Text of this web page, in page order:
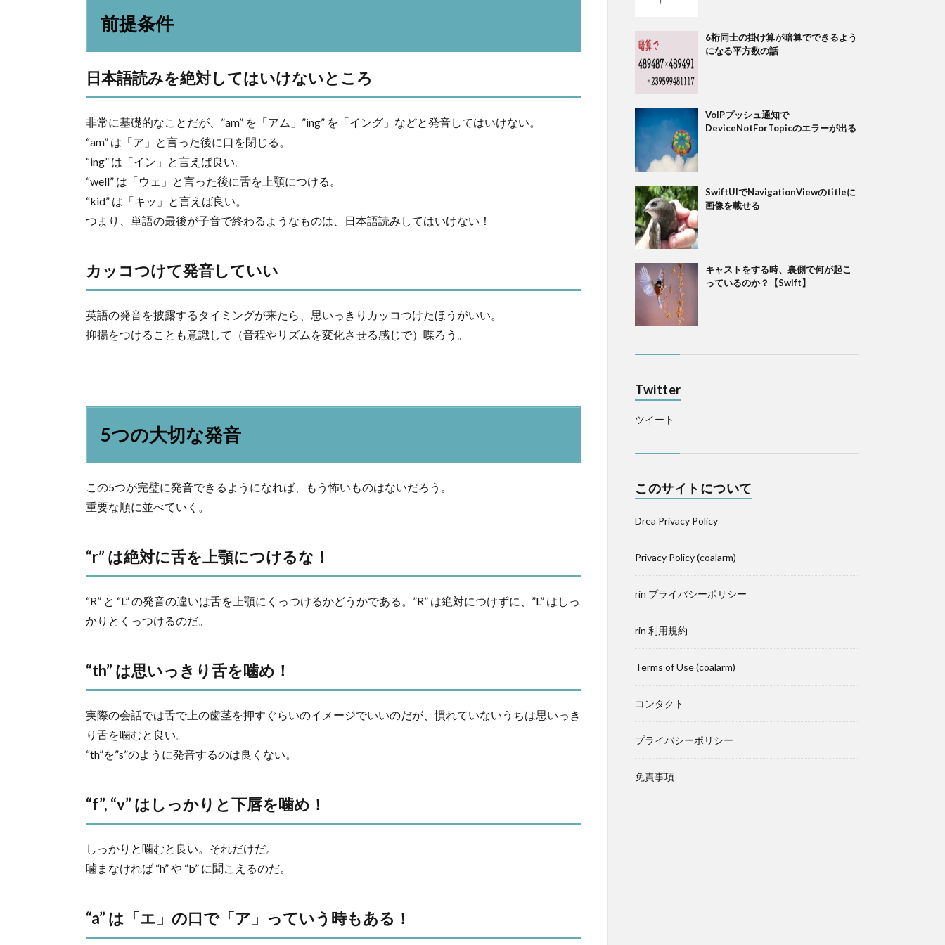
前提条件
日本語読みを絶対してはいけないところ
非常に基礎的なことだが、”am” を「アム」”ing” を「イング」などと発音してはいけない。
“am” は「ア」と言った後に口を閉じる。
“ing” は「イン」と言えば良い。
“well” は「ウェ」と言った後に舌を上顎につける。
“kid” は「キッ」と言えば良い。
つまり、単語の最後が子音で終わるようなものは、日本語読みしてはいけない！
カッコつけて発音していい
英語の発音を披露するタイミングが来たら、思いっきりカッコつけたほうがいい。
抑揚をつけることも意識して（音程やリズムを変化させる感じで）喋ろう。
5つの大切な発音
この5つが完璧に発音できるようになれば、もう怖いものはないだろう。
重要な順に並べていく。
“r” は絶対に舌を上顎につけるな！
“R” と “L” の発音の違いは舌を上顎にくっつけるかどうかである。”R” は絶対につけずに、”L” はしっ
かりとくっつけるのだ。
“th” は思いっきり舌を噛め！
実際の会話では舌で上の歯茎を押すぐらいのイメージでいいのだが、慣れていないうちは思いっき
り舌を噛むと良い。
“th”を”s”のように発音するのは良くない。
“f”, “v” はしっかりと下唇を噛め！
しっかりと噛むと良い。それだけだ。
噛まなければ “h” や “b” に聞こえるのだ。
“a” は「エ」の口で「ア」っていう時もある！
6桁同士の掛け算が暗算でできるよう
になる平方数の話
VoIPプッシュ通知で
DeviceNotForTopicのエラーが出る
SwiftUIでNavigationViewのtitleに
画像を載せる
キャストをする時、裏側で何が起こ
っているのか？【Swift】
Twitter
ツイート
このサイトについて
Drea Privacy Policy
Privacy Policy (coalarm)
rin プライバシーポリシー
rin 利用規約
Terms of Use (coalarm)
コンタクト
プライバシーポリシー
免責事項